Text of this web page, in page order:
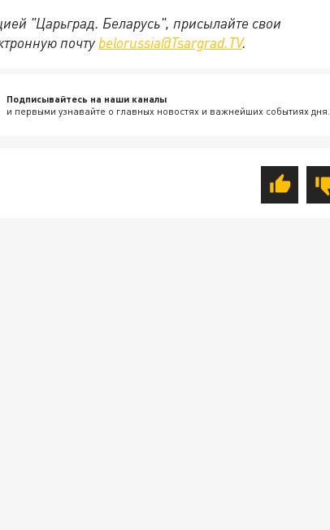
"Царьград. Беларусь", присылайте свои
почту belorussia@Tsargrad.TV.
Подписывайтесь на наши каналы
и первыми узнавайте о главных новостях и важнейших событиях дня.